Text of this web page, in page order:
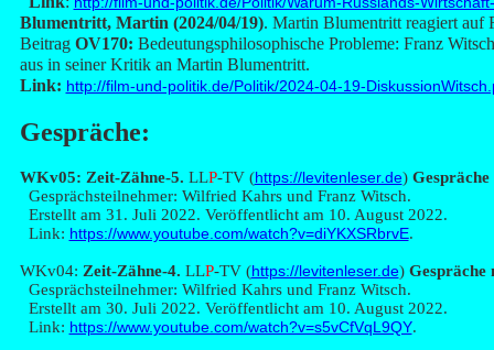
Blumentritt, Martin (2024/04/19). Martin Blumentritt reagiert auf
Beitrag OV170: Bedeutungsphilosophische Probleme: Franz
aus in seiner Kritik an Martin Blumentritt.
Link: http://film-und-politik.de/Politik/2024-04-19-
Gespräche:
WKv05: Zeit-Zähne-5. LLP-TV (https://levitenleser.de)Gespräche
Gesprächsteilnehmer: Wilfried Kahrs und Franz Witsch.
Erstellt am 31. Juli 2022. Veröffentlicht am 10. August 2022.
Link: https://www.youtube.com/watch?v=diYKXSRbrvE.
WKv04: Zeit-Zähne-4. LLP-TV (https://levitenleser.de)Gespräche
Gesprächsteilnehmer: Wilfried Kahrs und Franz Witsch.
Erstellt am 30. Juli 2022. Veröffentlicht am 10. August 2022.
Link: https://www.youtube.com/watch?v=s5vCfVqL9QY.